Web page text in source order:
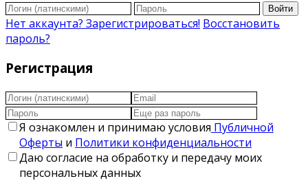
Войти
Нет аккаунта? Зарегистрироваться! Восстановить
пароль?
Регистрация
Я ознакомлен и принимаю условия Публичной
Оферты и Политики конфиденциальности
Даю согласие на обработку и передачу моих
персональных данных